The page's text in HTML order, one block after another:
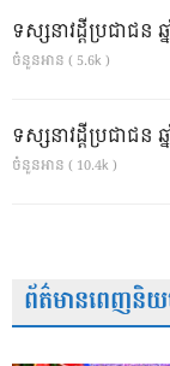
ទស្សនាវដ្ដីប្រជាជ
ចំនួនអាន ( 5.6k )
ទស្សនាវដ្ដីប្រជាជ
ចំនួនអាន ( 10.4k )
ព័ត៌មានពេញនិ